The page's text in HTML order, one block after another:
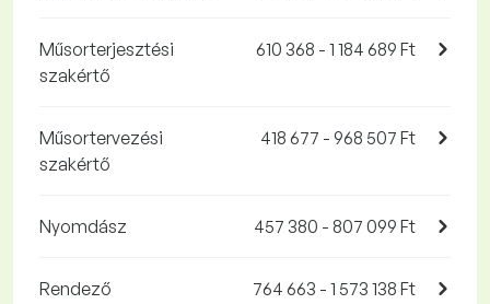
Műsorterjesztési
szakértő
610 368 - 1 184 689 Ft
Műsortervezési
szakértő
418 677 - 968 507 Ft
Nyomdász 457 380 - 807 099 Ft
Rendező 764 663 - 1 573 138 Ft